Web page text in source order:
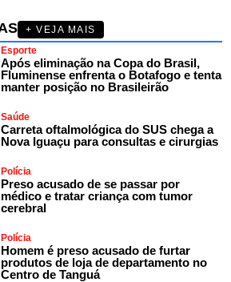
+ VEJA MAIS
Esporte
Após eliminação na Copa do Brasil,
Fluminense enfrenta o Botafogo e tenta
manter posição no Brasileirão
Saúde
Carreta oftalmológica do SUS chega a
Nova Iguaçu para consultas e cirurgias
Polícia
Preso acusado de se passar por
médico e tratar criança com tumor
cerebral
Polícia
Homem é preso acusado de furtar
produtos de loja de departamento no
Centro de Tanguá